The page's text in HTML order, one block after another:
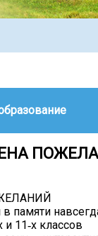
памяти
11‑х классов